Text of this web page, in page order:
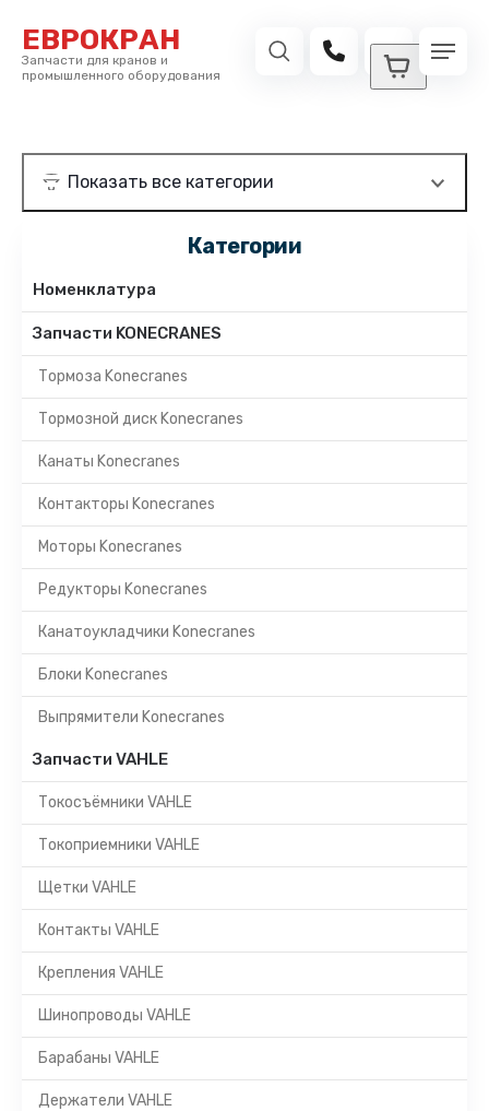
ЕВРОКРАН
Запчасти для кранов и
промышленного оборудования
Категории
Номенклатура
Запчасти KONECRANES
Тормоза Konecranes
Тормозной диск Konecranes
Канаты Konecranes
Контакторы Konecranes
Моторы Konecranes
Редукторы Konecranes
Канатоукладчики Konecranes
Блоки Konecranes
Выпрямители Konecranes
Запчасти VAHLE
Токосъёмники VAHLE
Токоприемники VAHLE
Щетки VAHLE
Контакты VAHLE
Крепления VAHLE
Шинопроводы VAHLE
Барабаны VAHLE
Держатели VAHLE